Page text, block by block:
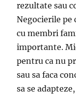
rezultate sau
Negocierile pe
cu membri
importante.
pentru ca nu
sau sa faca
sa se